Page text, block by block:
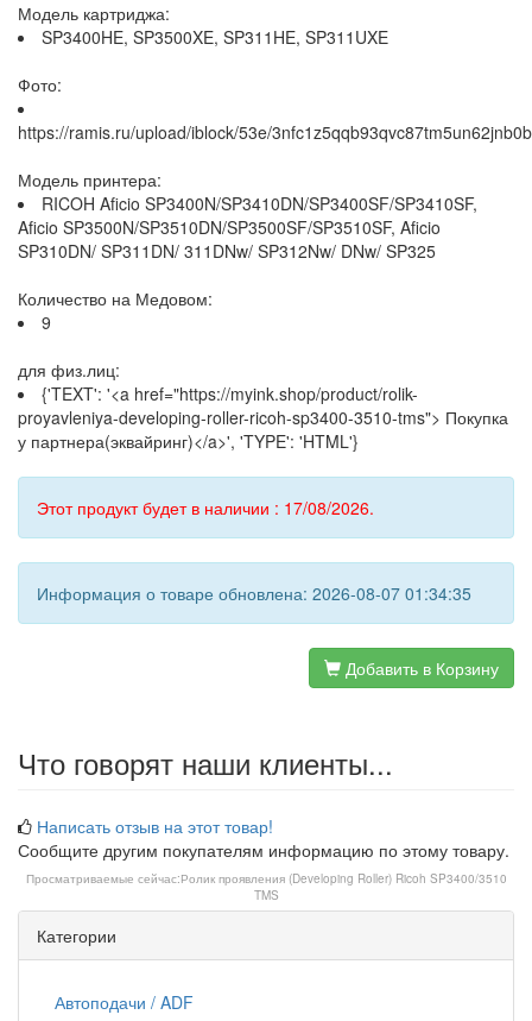
Модель картриджа:
SP3400HE, SP3500XE, SP311HE, SP311UXE
Фото:
https://ramis.ru/upload/iblock/53e/
Модель принтера:
RICOH Aficio SP3400N/SP3410DN/SP3400SF/SP3410SF,
Aficio SP3500N/SP3510DN/SP3500SF/SP3510SF, Aficio
SP310DN/ SP311DN/ 311DNw/ SP312Nw/ DNw/ SP325
Количество на Медовом:
9
для физ.лиц:
{'TEXT': '<a href="https://myink.shop/product/rolik-
proyavleniya-developing-roller-ricoh-sp3400-3510-tms"> Покупка
у партнера(эквайринг)</a>', 'TYPE': 'HTML'}
Этот продукт будет в наличии : 17/08/2026.
Информация о товаре обновлена: 2026-08-07 01:34:35
Добавить в Корзину
Что говорят наши клиенты...
Написать отзыв на этот товар!
Сообщите другим покупателям информацию по этому товару.
Просматриваемые сейчас:Ролик проявления (Developing Roller) Ricoh SP3400/3510
TMS
Категории
Автоподачи / ADF